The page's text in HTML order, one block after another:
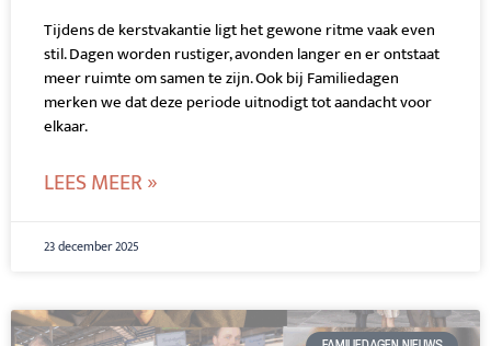
Tijdens de kerstvakantie ligt het gewone ritme vaak even
stil. Dagen worden rustiger, avonden langer en er ontstaat
meer ruimte om samen te zijn. Ook bij Familiedagen
merken we dat deze periode uitnodigt tot aandacht voor
elkaar.
LEES MEER »
23 december 2025